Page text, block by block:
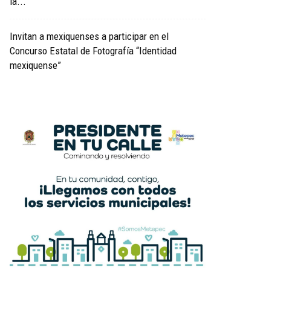
Invitan a mexiquenses a participar en el
Concurso Estatal de Fotografía “Identidad
mexiquense”